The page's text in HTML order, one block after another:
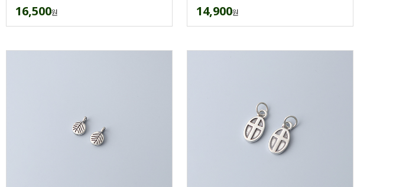
16,500원 14,900원